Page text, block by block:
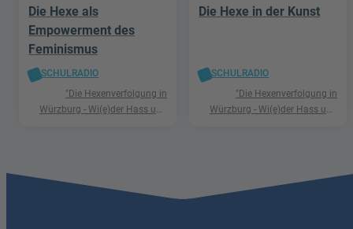
Die Hexe als
Empowerment des
Feminismus
SCHULRADIO
"Die Hexenverfolgung in
Würzburg - Wi(e)der Hass und
Die Hexe in der Kunst
SCHULRADIO
"Die Hexenverfolgung in
Würzburg - Wi(e)der Hass und